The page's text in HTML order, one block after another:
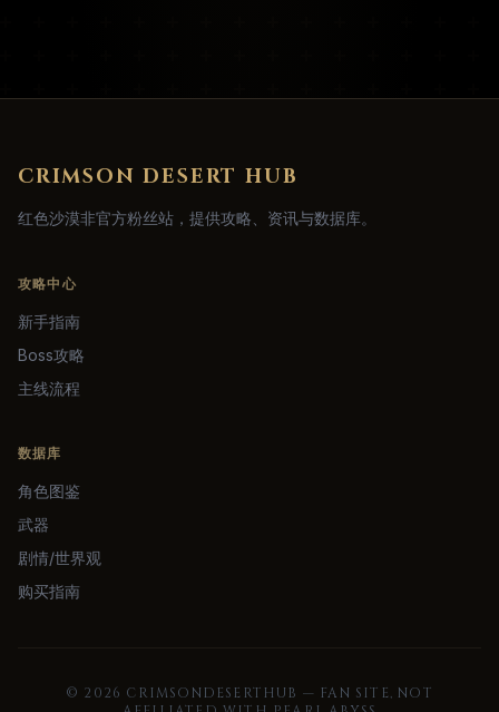
CRIMSON DESERT HUB
红色沙漠非官方粉丝站，提供攻略、资讯与数据库。
攻略中心
新手指南
Boss攻略
主线流程
数据库
角色图鉴
武器
剧情/世界观
购买指南
© 2026 CRIMSONDESERTHUB — FAN SITE, NOT